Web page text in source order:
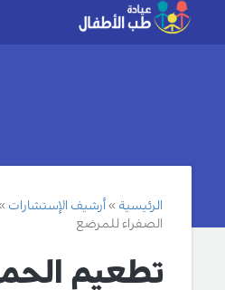
الرئيسية أرشيف الإستشارات
الصفراء للمرضع
تطعيم